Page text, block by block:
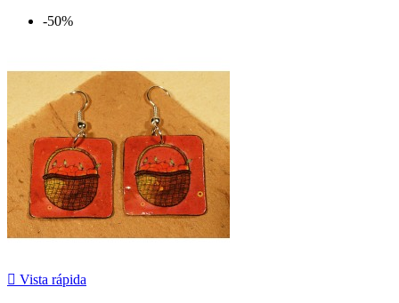
-50%
 Vista rápida